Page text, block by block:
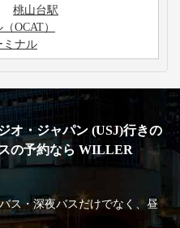
桃山台駅
OCAT）
ミナル
オ・ジャパン (USJ)行きの
の予約なら WILLER
ス・深夜バスだけでなく、昼